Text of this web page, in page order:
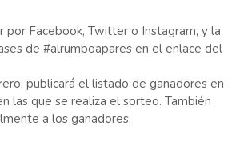
por Facebook, Twitter o Instagram, y la
de #alrumboapares en el enlace del
publicará el listado de ganadores en
las que se realiza el sorteo. También
a los ganadores.